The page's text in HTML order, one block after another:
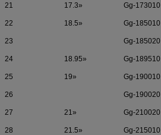
21 17.3» Gg-173010
22 18.5» Gg-185010
23 Gg-185020
24 18.95» Gg-189510
25 19» Gg-190010
26 Gg-190020
27 21» Gg-210020
28 21.5» Gg-215010